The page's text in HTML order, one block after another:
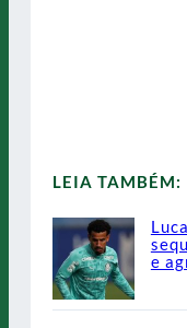
LEIA TAMBÉM:
e